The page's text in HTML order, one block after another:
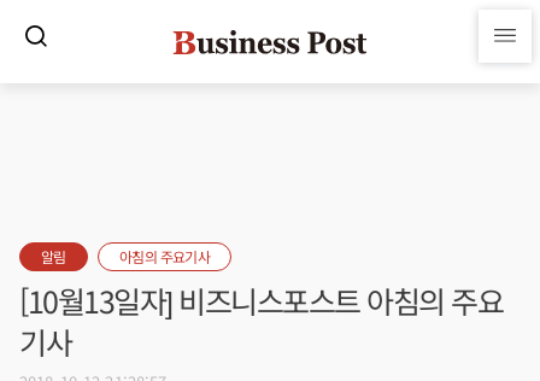
알림 아침의 주요기사
[10월13일자] 비즈니스포스트 아침의 주요
기사